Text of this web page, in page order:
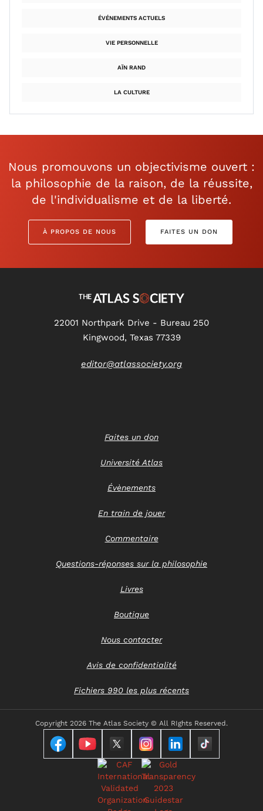
ÉVÉNEMENTS ACTUELS
VIE PERSONNELLE
AÏN RAND
LA CULTURE
Nous promouvons un objectivisme ouvert :
la philosophie de la raison, de la réussite,
de l'individualisme et de la liberté.
À PROPOS DE NOUS FAITES UN DON
22001 Northpark Drive - Bureau 250
Kingwood, Texas 77339
editor@atlassociety.org
Faites un don
Université Atlas
Évènements
En train de jouer
Commentaire
Questions-réponses sur la philosophie
Livres
Boutique
Nous contacter
Avis de confidentialité
Fichiers 990 les plus récents
Copyright 2026 The Atlas Society © All RIghts Reserved.